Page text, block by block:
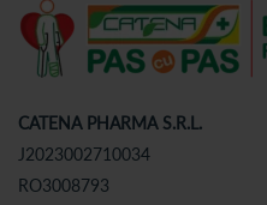
CATENA PHARMA S.R.L.
J2023002710034
RO3008793